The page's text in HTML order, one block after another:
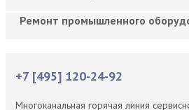
Ремонт промышленного
+7 [495] 120-24-92
Многоканальная горячая линия